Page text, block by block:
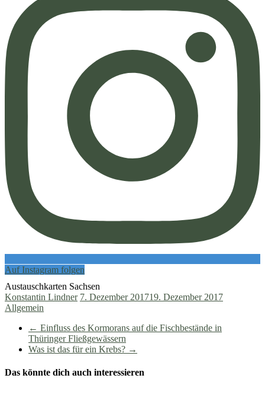
Auf Instagram folgen
Austauschkarten Sachsen
Konstantin Lindner 7. Dezember 201719. Dezember 2017
Allgemein
← Einfluss des Kormorans auf die Fischbestände in
Thüringer Fließgewässern
Was ist das für ein Krebs? →
Das könnte dich auch interessieren